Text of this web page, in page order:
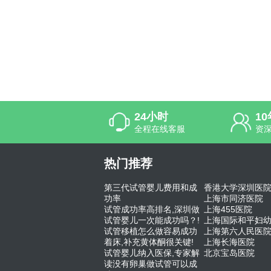
24小时
全程在线客服
10
资
热门推荐
第三代试管婴儿费用和成
功率
试管成功率高排名,深圳做
试管婴儿一次能成功吗？!
试管移植怎么做容易成功
着床,补充黄体酮很关键!
试管婴儿纳入医保,专家解
读没有卵巢做试管可以成
香港大学深圳医院
上海市同济医院
上海455医院
上海国际和平妇
上海第六人民医院
上海长海医院
北京宝岛医院